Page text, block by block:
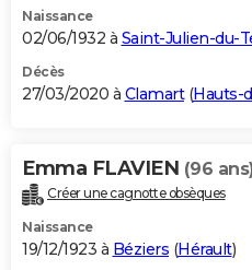
Naissance
02/06/1932 à Saint-Julien-du-
Décès
27/03/2020 à Clamart(Hauts-
Emma FLAVIEN (96
Créer une cagnotte obsèques
Naissance
19/12/1923 à Béziers (Hérault)